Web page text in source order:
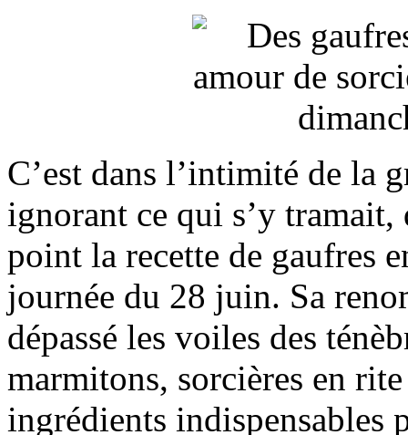
C’est dans l’intimité de la
ignorant ce qui s’y tramait,
point la recette de gaufres
journée du 28 juin. Sa
dépassé les voiles des
marmitons, sorcières en
ingrédients indispensables